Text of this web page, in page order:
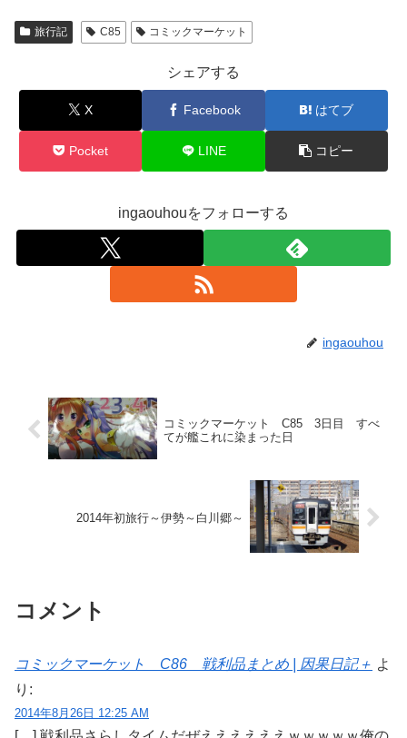
旅行記 C85 コミックマーケット
シェアする
X Facebook はてブ
Pocket LINE コピー
ingaouhouをフォローする
ingaouhou
コミックマーケット C85 3日目 すべ
てが艦これに染まった日
2014年初旅行～伊勢～白川郷～
コメント
コミックマーケット C86 戦利品まとめ | 因果日記＋ よ
り:
2014年8月26日 12:25 AM